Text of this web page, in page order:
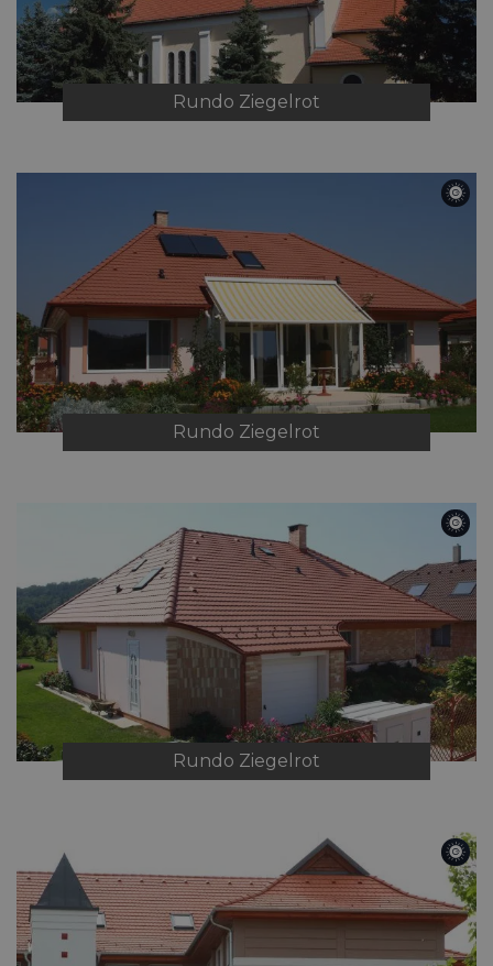
Rundo Ziegelrot
Rundo Ziegelrot
Rundo Ziegelrot